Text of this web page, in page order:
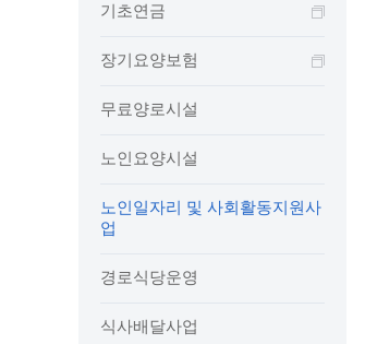
정보공개 비공개 세부기준
행정정보공개청구
조직정보공개
업무추진비(시장·부시장·실국장)
상품권 구매·사용
인센티브 적립·사용
행정재산 관리위탁 현황 공개
고객서비스 표준 매뉴얼
민원편람
출생·사망·혼인신고 등 10종에 대한 신고
자주하는 질문
센터소개
국가유산관
기초연금
장기요양보험
무료양로시설
노인요양시설
노인일자리 및 사회활동지원사
업
경로식당운영
식사배달사업